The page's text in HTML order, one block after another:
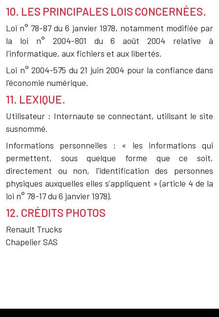
10. LES PRINCIPALES LOIS CONCERNÉES.
Loi n° 78-87 du 6 janvier 1978, notamment modifiée par
la loi n° 2004-801 du 6 août 2004 relative à
l'informatique, aux fichiers et aux libertés.
Loi n° 2004-575 du 21 juin 2004 pour la confiance dans
l'économie numérique.
11. LEXIQUE.
Utilisateur : Internaute se connectant, utilisant le site
susnommé.
Informations personnelles : « les informations qui
permettent, sous quelque forme que ce soit,
directement ou non, l'identification des personnes
physiques auxquelles elles s'appliquent » (article 4 de la
loi n° 78-17 du 6 janvier 1978).
12. CRÉDITS PHOTOS
Renault Trucks
Chapelier SAS